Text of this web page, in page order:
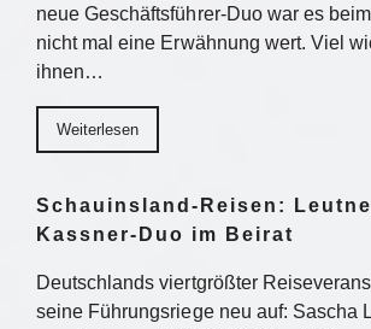
neue Geschäftsführer-Duo war es
nicht mal eine Erwähnung wert. Viel
ihnen…
Weiterlesen
Schauinsland-Reisen:
Kassner-Duo im Beirat
Deutschlands viertgrößter
seine Führungsriege neu auf: Sascha